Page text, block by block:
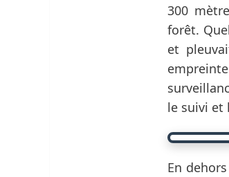
300
forêt.
et
le suivi et
En